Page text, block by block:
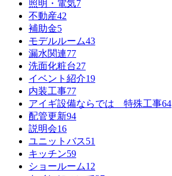
照明・電気7
不動産42
補助金5
モデルルーム43
漏水関連77
洗面化粧台27
イベント紹介19
内装工事77
アイギ設備ならでは 特殊工事64
配管更新94
説明会16
ユニットバス51
キッチン59
ショールーム12